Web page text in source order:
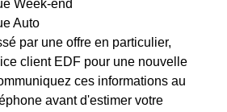
Week-end
Auto
par une offre en particulier,
client EDF pour une nouvelle
ces informations au
avant d'estimer votre